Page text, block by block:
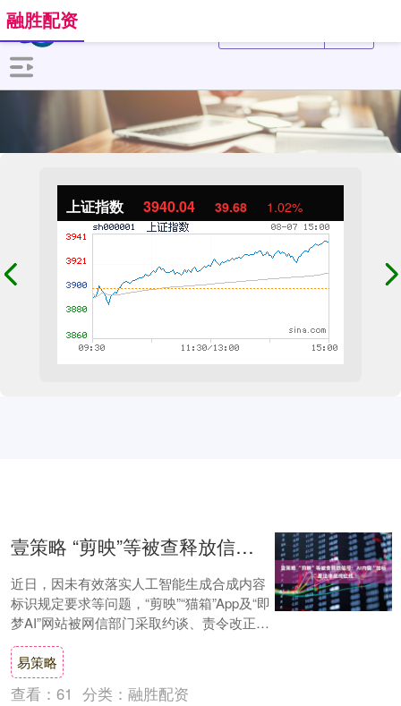
上证指数 3940.04 39.68 1.02%
融胜配资
壹策略 “剪映”等被查释放信号：AI内容“加标”是法律底线红线
近日，因未有效落实人工智能生成合成内容
标识规定要求等问题，“剪映”“猫箱”App及“即
梦AI”网站被网信部门采取约谈、责令改正、
警告、从严处理责任人等处置处罚措....
易策略
查看： 61 分类： 融胜配资